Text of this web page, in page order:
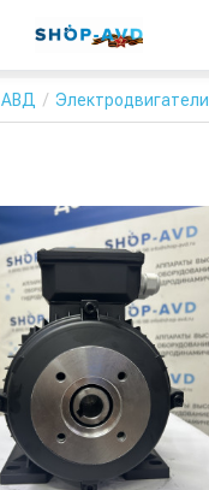
АВД Электродвигатели